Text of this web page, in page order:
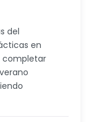
del
en
completar